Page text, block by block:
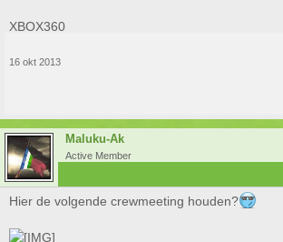
XBOX360
16 okt 2013
Maluku-Ak
Active Member
Hier de volgende crewmeeting houden?